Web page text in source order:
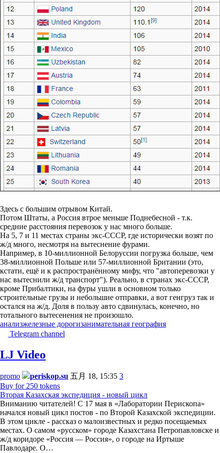
Здесь с большим отрывом Китай.
Потом Штаты, а Россия втрое меньше Поднебесной - т.к.
средние расстояния перевозок у нас много больше.
На 5, 7 и 11 местах страны экс-СССР, где исторически возят по
ж/д много, несмотря на вытеснение фурами.
Например, в 10-миллионной Белоруссии погрузка больше, чем
38-миллионной Польше или 57-миллионной Британии (это,
кстати, ещё и к распространённому мифу, что "автоперевозки у
нас вытеснили ж/д транспорт"). Реально, в странах экс-СССР,
кроме Прибалтики, на фуры ушли в основном только
строительные грузы и небольшие отправки, а вот генгруз так и
остался на ж/д. Доля в пользу авто сдвинулась, конечно, но
тотального вытесенения не произошло.
анализжелезные дорогизанимательная география
Telegram channel
LJ Video
promo periskop.su 五月 18, 15:35 3
Buy for 250 tokens
Вторая Казахская экспедиция - новый цикл
Вниманию читателей! С 17 мая в «Лаборатории Перископа»
начался новый цикл постов - по Второй Казахской экспедиции.
В этом цикле - рассказ о малоизвестных и редко посещаемых
местах. О самом «русском» городе Казахстана Петропавловске и
ж/д коридоре «Россия — Россия», о городе на Иртыше
Павлодаре. О…